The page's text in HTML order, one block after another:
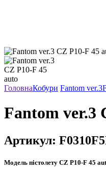
ГоловнаКобури Fantom ver.3
Fantom ver.3
Артикул:
Модель пістолету CZ P10-F 45